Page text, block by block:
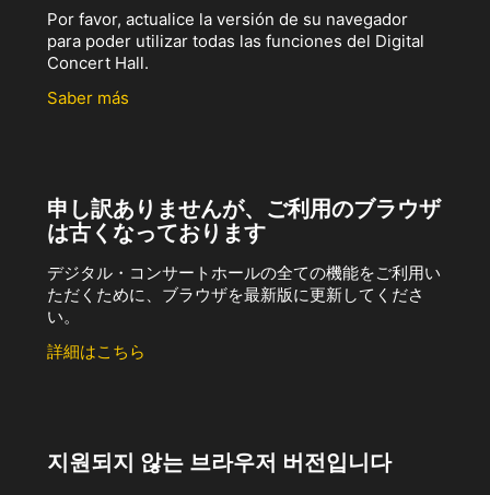
Por favor, actualice la versión de su navegador
para poder utilizar todas las funciones del Digital
Concert Hall.
Saber más
申し訳ありませんが、ご利用のブラウザ
は古くなっております
デジタル・コンサートホールの全ての機能をご利用い
ただくために、ブラウザを最新版に更新してくださ
い。
詳細はこちら
지원되지 않는 브라우저 버전입니다